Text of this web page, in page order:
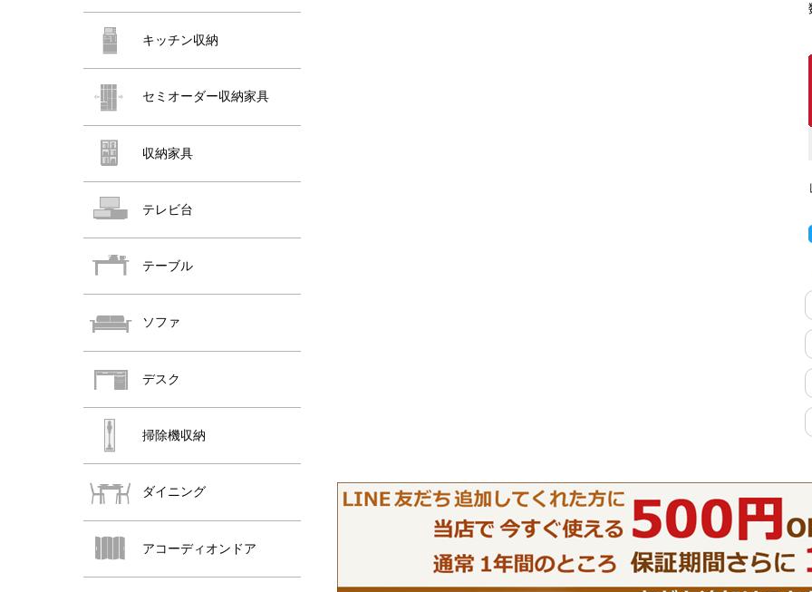
おすすめ商品
カウンター下ラ
おすすめ商品
キッチン収納
セミオーダー収納家具
収納家具
テレビ台
テーブル
ソファ
デスク
掃除機収納
ダイニング
アコーディオンドア